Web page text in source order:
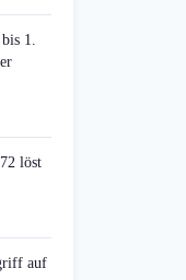
1.
löst
auf